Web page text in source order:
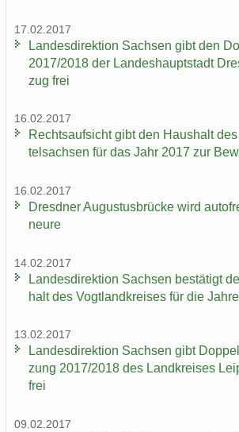
17.02.2017
Lan­des­di­rek­ti­on Sach­sen gibt den
2017/2018 der Lan­des­haupt­stadt
zug frei
16.02.2017
Rechts­auf­sicht gibt den Haus­halt
tel­sach­sen für das Jahr 2017 zur
16.02.2017
Dresd­ner Au­gus­tus­brü­cke wird
neu­re
14.02.2017
Lan­des­di­rek­ti­on Sach­sen be­stä­tigt
halt des Vogt­land­krei­ses für die
13.02.2017
Lan­des­di­rek­ti­on Sach­sen gibt
zung 2017/2018 des Land­krei­ses
frei
09.02.2017